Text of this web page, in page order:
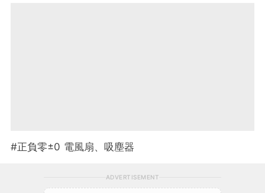
#正負零±0 電風扇、吸塵器
ADVERTISEMENT